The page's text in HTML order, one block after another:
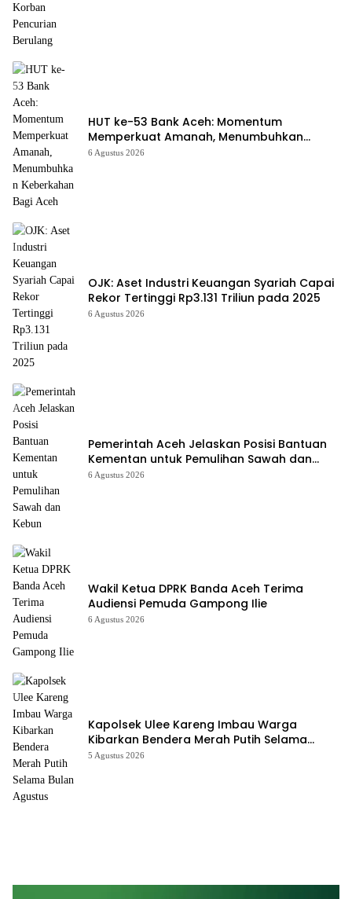
HUT ke-53 Bank Aceh: Momentum
Memperkuat Amanah, Menumbuhkan
Keberkahan Bagi Aceh
6 Agustus 2026
OJK: Aset Industri Keuangan Syariah Capai
Rekor Tertinggi Rp3.131 Triliun pada 2025
6 Agustus 2026
Pemerintah Aceh Jelaskan Posisi Bantuan
Kementan untuk Pemulihan Sawah dan
Kebun
6 Agustus 2026
Wakil Ketua DPRK Banda Aceh Terima
Audiensi Pemuda Gampong Ilie
6 Agustus 2026
Kapolsek Ulee Kareng Imbau Warga
Kibarkan Bendera Merah Putih Selama
Bulan Agustus
5 Agustus 2026